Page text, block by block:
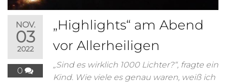
NOV.
03
2022
0
„Highlights“ am Abend
vor Allerheiligen
„Sind es wirklich 1000 Lichter?“, fragte ein
Kind. Wie viele es genau waren, weiß ich